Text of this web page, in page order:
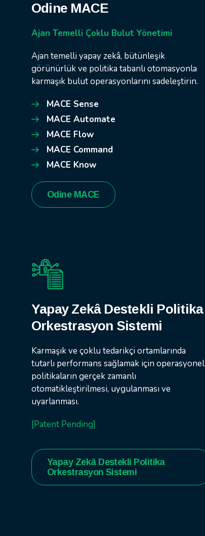
Odine MACE
Ajan Temelli Çoklu Bulut Yönetimi
Ajan temelli yapay zekâ, bütünleşik
görünürlük ve politika tabanlı otomasyonla
karmaşık bulut operasyonlarını sadeleştirin.
MACE Sense
MACE Automate
MACE Flow
MACE Command
MACE Know
Odine MACE
Yapay Zekâ Destekli Politika
Orkestrasyon Sistemi
Karmaşık ve çoklu tedarikçi ortamlarında
tutarlı performans sağlamak için operasyonel
politikaların gerçek zamanlı
otomatikleştirilmesi, uygulanması ve
uyarlanması.
[Patent Pending]
Yapay Zekâ Destekli Politika
Orkestrasyon Sistemi